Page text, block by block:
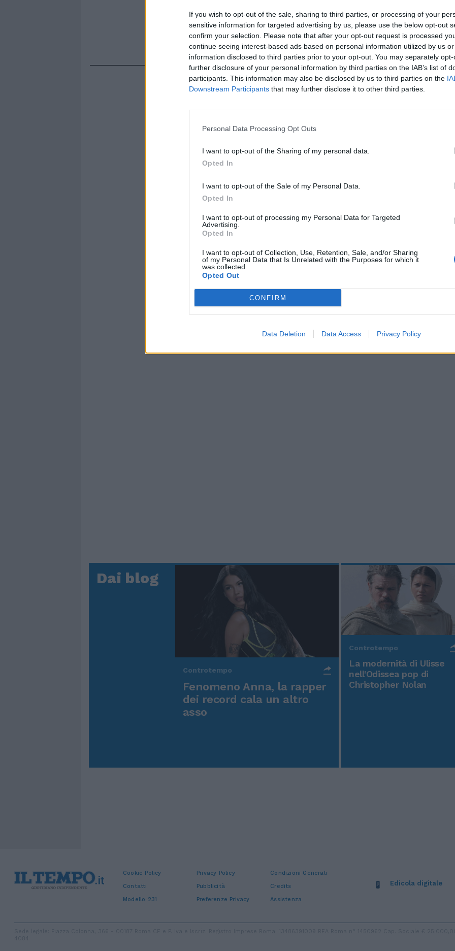
If you wish to opt-out of the sale, sharing to third parties, or processing of your
sensitive information for targeted advertising by us, please use the below opt-out
confirm your selection. Please note that after your opt-out request is processed
continue seeing interest-based ads based on personal information utilized by us
information disclosed to third parties prior to your opt-out. You may separately
further disclosure of your personal information by third parties on the IAB’s list of
participants. This information may also be disclosed by us to third parties on the
Downstream Participants that may further disclose it to other third parties.
Personal Data Processing Opt Outs
I want to opt-out of the Sharing of my personal data.
Opted In
I want to opt-out of the Sale of my Personal Data.
Opted In
I want to opt-out of processing my Personal Data for Targeted
Advertising.
Opted In
I want to opt-out of Collection, Use, Retention, Sale, and/or Sharing
of my Personal Data that Is Unrelated with the Purposes for which it
was collected.
Opted Out
CONFIRM
Data Deletion Data Access Privacy Policy
Trump, Meloni e la strategia
Dai blog
Controtempo
Fenomeno Anna, la rapper
dei record cala un altro
asso
Controtempo
La modernità di Ulisse
nell'Odissea pop di
Christopher Nolan
Cookie Policy Privacy Policy
Condizioni Generali
Contatti
Pubblicità
Credits
Modello 231
Preferenze Privacy Assistenza
Edicola digitale